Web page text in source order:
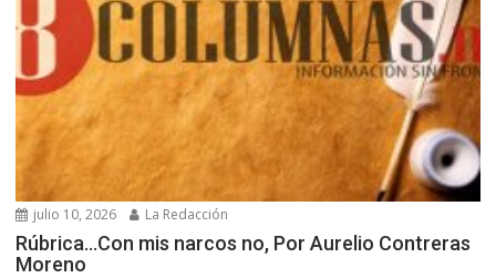
julio 10, 2026 La Redacción
Rúbrica…Con mis narcos no, Por Aurelio Contreras
Moreno